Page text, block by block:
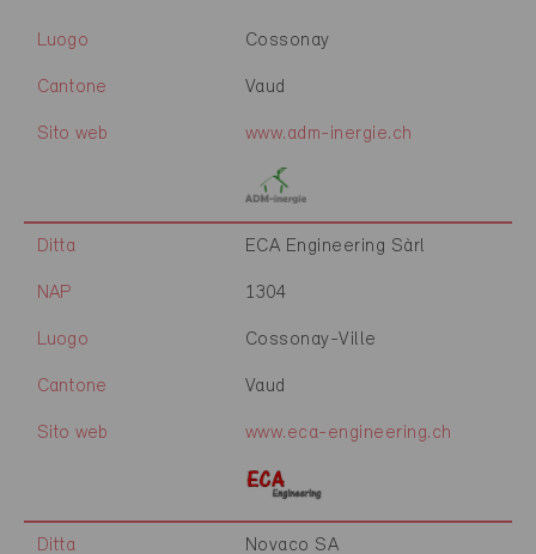
Luogo Cossonay
Cantone Vaud
Sito web www.adm-inergie.ch
Ditta ECA Engineering Sàrl
NAP 1304
Luogo Cossonay-Ville
Cantone Vaud
Sito web www.eca-engineering.ch
Ditta Novaco SA